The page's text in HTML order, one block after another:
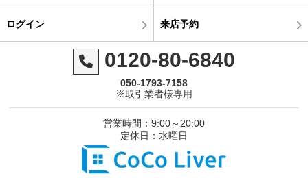
ログイン 来店予約
0120-80-6840
050-1793-7158
※取引業者様専用
営業時間：9:00～20:00
定休日：水曜日